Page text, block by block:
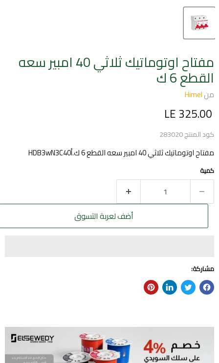
مفتاح اوتوماتيك ثلاثي 40 امبير سعه
القطع 6 ك
منHimel
السعر الحالي
LE 325.00
كود المنتج283020
مفتاح اوتوماتيك ثلاثي 40 امبير سعه القطع 6 ك.أHDB3wN3C40
كمية
أضف لعربة التسوق
مشاركة: